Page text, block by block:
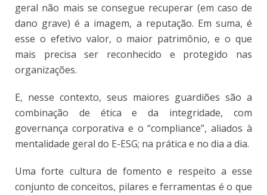
geral não mais se consegue recuperar (em caso de
dano grave) é a imagem, a reputação. Em suma, é
esse o efetivo valor, o maior patrimônio, e o que
mais precisa ser reconhecido e protegido nas
organizações.
E, nesse contexto, seus maiores guardiões são a
combinação de ética e da integridade, com
governança corporativa e o “compliance”, aliados à
mentalidade geral do E-ESG; na prática e no dia a dia.
Uma forte cultura de fomento e respeito a esse
conjunto de conceitos, pilares e ferramentas é o que